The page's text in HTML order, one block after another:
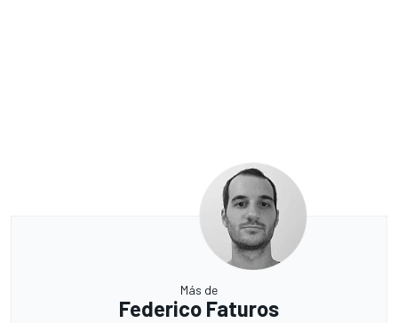
Más de
Federico Faturos